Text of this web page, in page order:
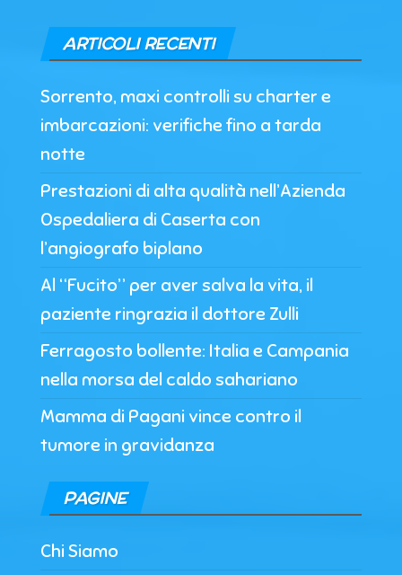
ARTICOLI RECENTI
Sorrento, maxi controlli su charter e
imbarcazioni: verifiche fino a tarda
notte
Prestazioni di alta qualità nell’Azienda
Ospedaliera di Caserta con
l’angiografo biplano
Al “Fucito” per aver salva la vita, il
paziente ringrazia il dottore Zulli
Ferragosto bollente: Italia e Campania
nella morsa del caldo sahariano
Mamma di Pagani vince contro il
tumore in gravidanza
PAGINE
Chi Siamo